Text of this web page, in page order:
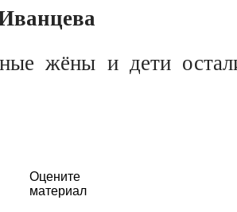
жёны и дети
Оцените
материал